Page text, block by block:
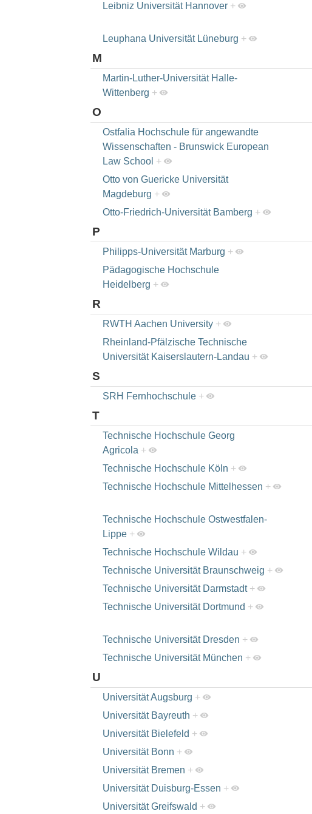
Leibniz Universität Hannover +
Leuphana Universität Lüneburg +
M
Martin-Luther-Universität Halle-
Wittenberg +
O
Ostfalia Hochschule für angewandte
Wissenschaften - Brunswick European
Law School +
Otto von Guericke Universität
Magdeburg +
Otto-Friedrich-Universität Bamberg +
P
Philipps-Universität Marburg +
Pädagogische Hochschule
Heidelberg +
R
RWTH Aachen University +
Rheinland-Pfälzische Technische
Universität Kaiserslautern-Landau +
S
SRH Fernhochschule +
T
Technische Hochschule Georg
Agricola +
Technische Hochschule Köln +
Technische Hochschule Mittelhessen +
Technische Hochschule Ostwestfalen-
Lippe +
Technische Hochschule Wildau +
Technische Universität Braunschweig +
Technische Universität Darmstadt +
Technische Universität Dortmund +
Technische Universität Dresden +
Technische Universität München +
U
Universität Augsburg +
Universität Bayreuth +
Universität Bielefeld +
Universität Bonn +
Universität Bremen +
Universität Duisburg-Essen +
Universität Greifswald +